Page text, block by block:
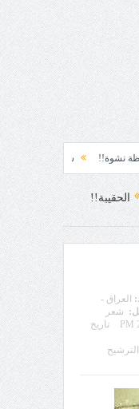
سياسة!! تاج
الحقيبة!!
العراق -
شعر
تاريخ